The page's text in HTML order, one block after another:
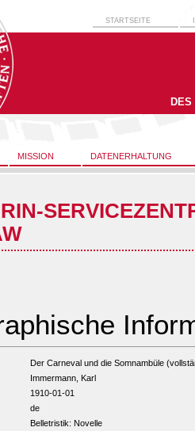
STARTSEITE
MISSION DATENERHALTUNG
Der Carneval und die Somnambüle
Immermann, Karl
1910-01-01
de
Belletristik: Novelle